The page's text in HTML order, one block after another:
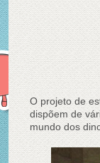
O projeto de
dispõem de
mundo dos